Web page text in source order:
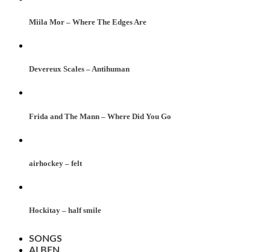
Miila Mor – Where The Edges Are
Devereux Scales – Antihuman
Frida and The Mann – Where Did You Go
airhockey – felt
Hockitay – half smile
SONGS